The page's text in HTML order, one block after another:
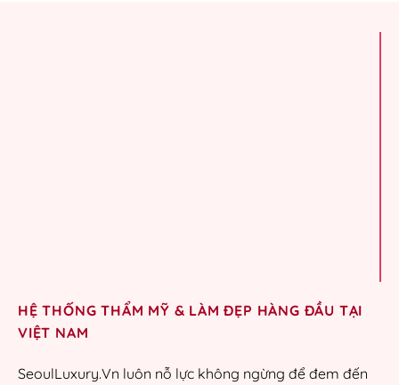
HỆ THỐNG THẨM MỸ & LÀM ĐẸP HÀNG ĐẦU TẠI
VIỆT NAM
SeoulLuxury.Vn luôn nỗ lực không ngừng để đem đến